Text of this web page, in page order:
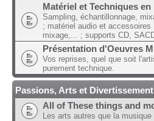
Matériel et Techniques
Sampling, échantillonnage,
; matériel audio et
mixage,... ; supports CD,
Présentation d'Oeuvres
Vos reprises, quel que soit
purement technique.
Passions, Arts et Divertissement
All of These things and
Les arts autres que la